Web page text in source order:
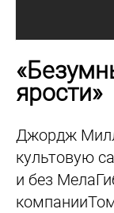
ярости»
Джордж
культовую
и без